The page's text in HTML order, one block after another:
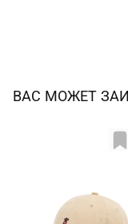
ВАС МОЖЕТ